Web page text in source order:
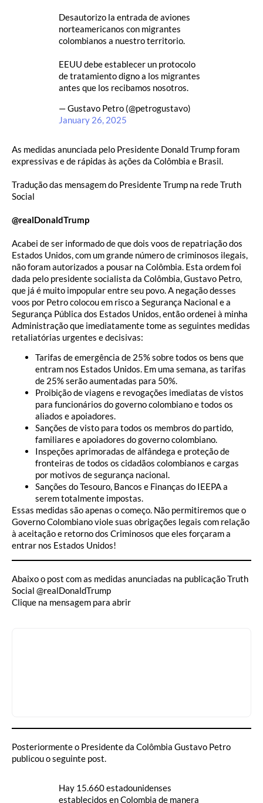
Desautorizo la entrada de aviones
norteamericanos con migrantes
colombianos a nuestro territorio.
EEUU debe establecer un protocolo
de tratamiento digno a los migrantes
antes que los recibamos nosotros.
— Gustavo Petro (@petrogustavo)
January 26, 2025
As medidas anunciada pelo Presidente Donald Trump foram
expressivas e de rápidas às ações da Colômbia e Brasil.
Tradução das mensagem do Presidente Trump na rede Truth
Social
@realDonaldTrump
Acabei de ser informado de que dois voos de repatriação dos
Estados Unidos, com um grande número de criminosos ilegais,
não foram autorizados a pousar na Colômbia. Esta ordem foi
dada pelo presidente socialista da Colômbia, Gustavo Petro,
que já é muito impopular entre seu povo. A negação desses
voos por Petro colocou em risco a Segurança Nacional e a
Segurança Pública dos Estados Unidos, então ordenei à minha
Administração que imediatamente tome as seguintes medidas
retaliatórias urgentes e decisivas:
Tarifas de emergência de 25% sobre todos os bens que
entram nos Estados Unidos. Em uma semana, as tarifas
de 25% serão aumentadas para 50%.
Proibição de viagens e revogações imediatas de vistos
para funcionários do governo colombiano e todos os
aliados e apoiadores.
Sanções de visto para todos os membros do partido,
familiares e apoiadores do governo colombiano.
Inspeções aprimoradas de alfândega e proteção de
fronteiras de todos os cidadãos colombianos e cargas
por motivos de segurança nacional.
Sanções do Tesouro, Bancos e Finanças do IEEPA a
serem totalmente impostas.
Essas medidas são apenas o começo. Não permitiremos que o
Governo Colombiano viole suas obrigações legais com relação
à aceitação e retorno dos Criminosos que eles forçaram a
entrar nos Estados Unidos!
Abaixo o post com as medidas anunciadas na publicação Truth
Social @realDonaldTrump
Clique na mensagem para abrir
Posteriormente o Presidente da Colômbia Gustavo Petro
publicou o seguinte post.
Hay 15.660 estadounidenses
establecidos en Colombia de manera